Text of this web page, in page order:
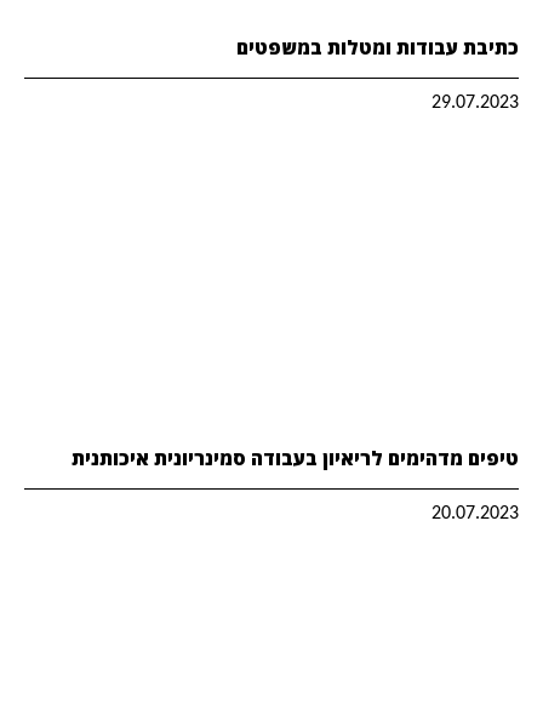
כתיבת עבודות ומטלות במשפטים
29.07.2023
טיפים מדהימים לריאיון בעבודה סמינריונית איכותנית
20.07.2023